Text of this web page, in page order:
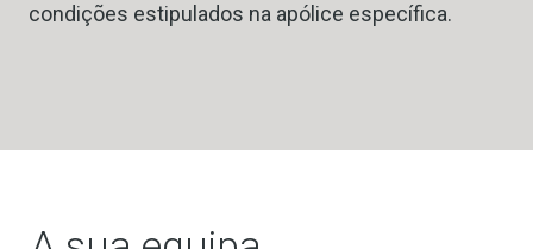
condições estipulados na apólice específica.